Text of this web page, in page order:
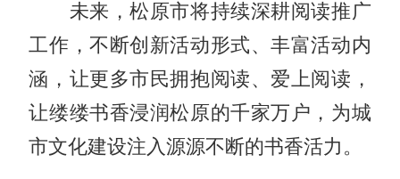
未来，松原市将持续深耕阅读推广
工作，不断创新活动形式、丰富活动内
涵，让更多市民拥抱阅读、爱上阅读，
让缕缕书香浸润松原的千家万户，为城
市文化建设注入源源不断的书香活力。